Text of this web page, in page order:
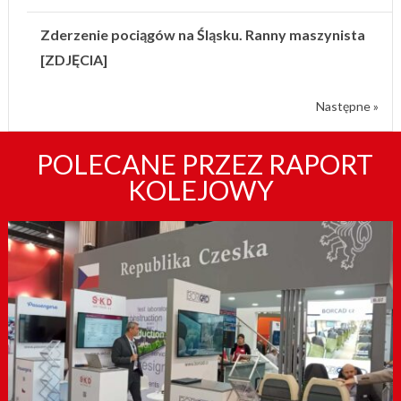
Zderzenie pociągów na Śląsku. Ranny maszynista
[ZDJĘCIA]
Następne »
POLECANE PRZEZ RAPORT
KOLEJOWY